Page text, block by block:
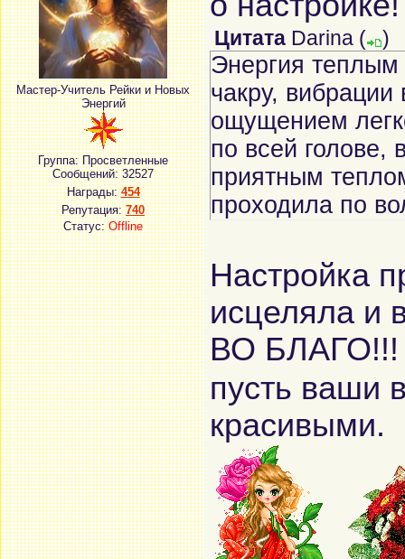
Мастер-Учитель Рейки и Новых
Энергий
Группа: Просветленные
Сообщений:32527
Награды:454
Репутация:740
Статус:Offline
Цитата Darina ( )
Энергия теплым
чакру,
ощущением
по всей голове,
приятным
проходила по
Настройка
исцеляла и
ВО
пусть ваши
красивыми.